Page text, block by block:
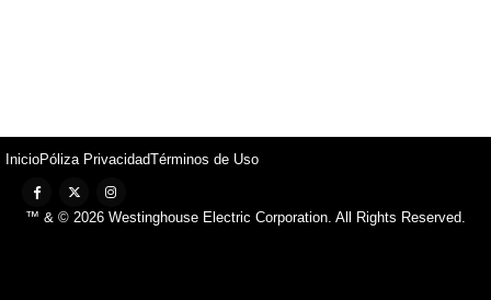
InicioPóliza PrivacidadTérminos de Uso
™ & © 2026 Westinghouse Electric Corporation. All Rights Reserved.